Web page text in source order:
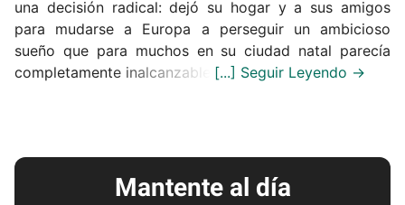
una decisión radical: dejó su hogar y a sus amigos
para mudarse a Europa a perseguir un ambicioso
sueño que para muchos en su ciudad natal parecía
completamente inalcanzable.
Mantente al día